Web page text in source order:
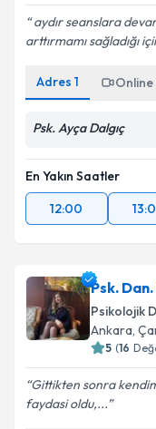
aydır seanslara
arttırmamı sağladığı
Adres 1
Psk. Ayça Dalgıç
En Yakın Saatler
12:00
Psk.
Psikolojik
Ankara,
5 (16
Gittikten sonra
faydasi oldu,...